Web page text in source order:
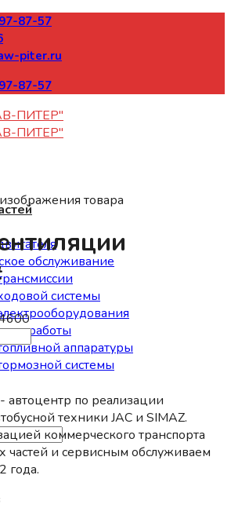
87-57
piter.ru
87-57
обслуживание
системы
работы
аппаратуры
системы
по реализации
техники JAC и SIMAZ.
коммерческого транспорта
частей и сервисным обслуживаем
года.